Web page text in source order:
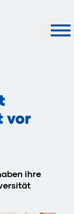
vor
ihre